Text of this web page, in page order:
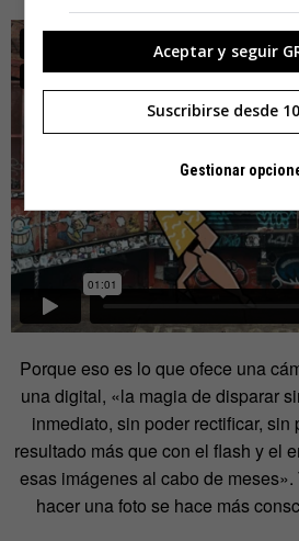
Porque eso es lo que ofece una
una digital, «la magia de disparar
inmediato, sin poder rectificar, sin
resultado más que con el flash y el
esas imágenes al cabo de
hacer una foto se hace más
Aceptar y seguir
Suscribirse desde
Gestionar